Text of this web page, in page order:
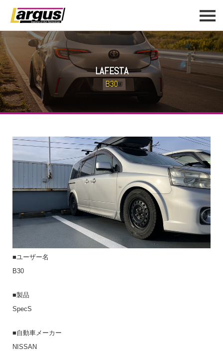
LAFESTA
B30
■ユーザー名
B30
■製品
SpecS
■自動車メーカー
NISSAN